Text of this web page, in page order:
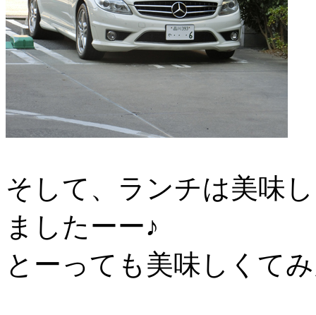
そして、ランチは美味
ましたーー♪
とーっても美味しくて